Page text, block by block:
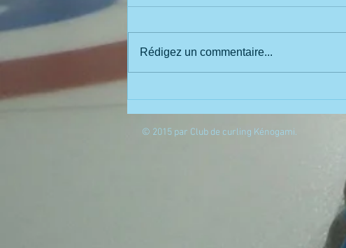
Organisateurs de pool sportif ce
organiser votre soirée de
repêchage Nous avons...
Rédigez un commentaire...
© 2015 par Club de curling Kénogami.